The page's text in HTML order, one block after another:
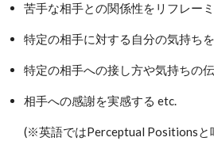
苦手な相手との関係性をリフレー
特定の相手に対する自分の気持ち
特定の相手への接し方や気持ちの
相手への感謝を実感する etc.
(※英語ではPerceptual Positionsと